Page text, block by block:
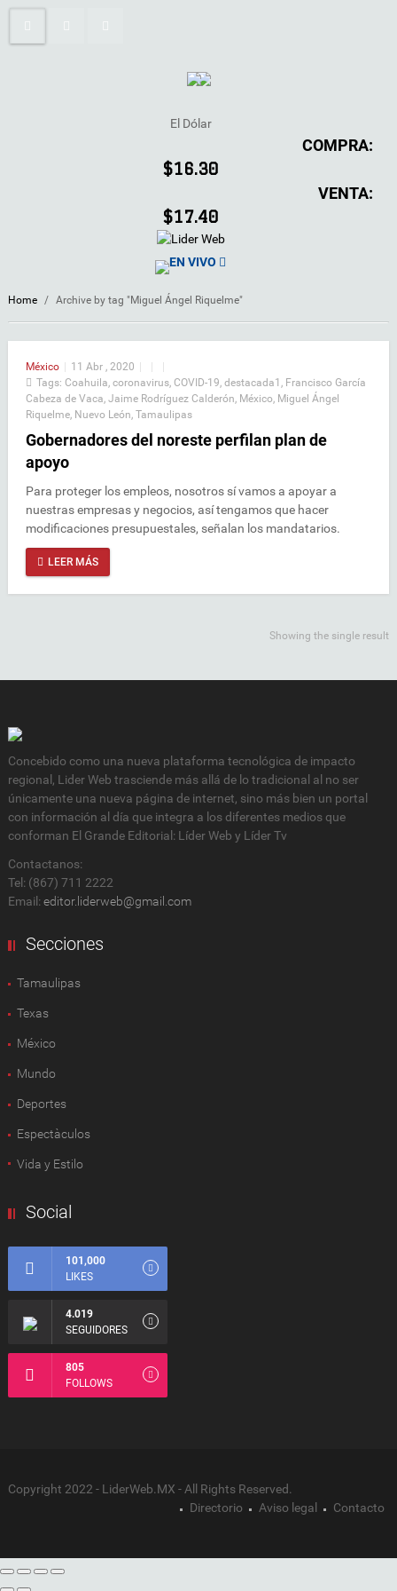
El Dólar
COMPRA:
$16.30
VENTA:
$17.40
EN VIVO
Home / Archive by tag "Miguel Ángel Riquelme"
México | 11 Abr , 2020 | |
|
Tags: Coahuila coronavirus COVID-19 destacada1
Francisco García
Cabeza de Vaca Jaime Rodríguez Calderón México Miguel Ángel
Riquelme Nuevo León Tamaulipas
Gobernadores del noreste perfilan plan de
apoyo
Para proteger los empleos, nosotros sí vamos a apoyar a
nuestras empresas y negocios, así tengamos que hacer
modificaciones presupuestales, señalan los mandatarios.
LEER MÁS
Showing the single result
Concebido como una nueva plataforma tecnológica de impacto
regional, Lider Web trasciende más allá de lo tradicional al no ser
únicamente una nueva página de internet, sino más bien un portal
con información al día que integra a los diferentes medios que
conforman El Grande Editorial: Líder Web y Líder Tv
Contactanos:
Tel: (867) 711 2222
Email: editor.liderweb@gmail.com
Secciones
Tamaulipas
Texas
México
Mundo
Deportes
Espectàculos
Vida y Estilo
Social
101,000
LIKES
4.019
SEGUIDORES
805
FOLLOWS
Copyright 2022 - LiderWeb.MX - All Rights Reserved.
Directorio
Aviso legal Contacto